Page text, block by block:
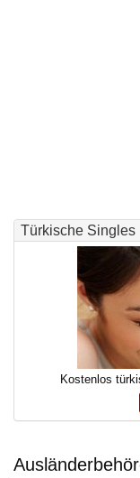
Türkische Singles
Kostenlos